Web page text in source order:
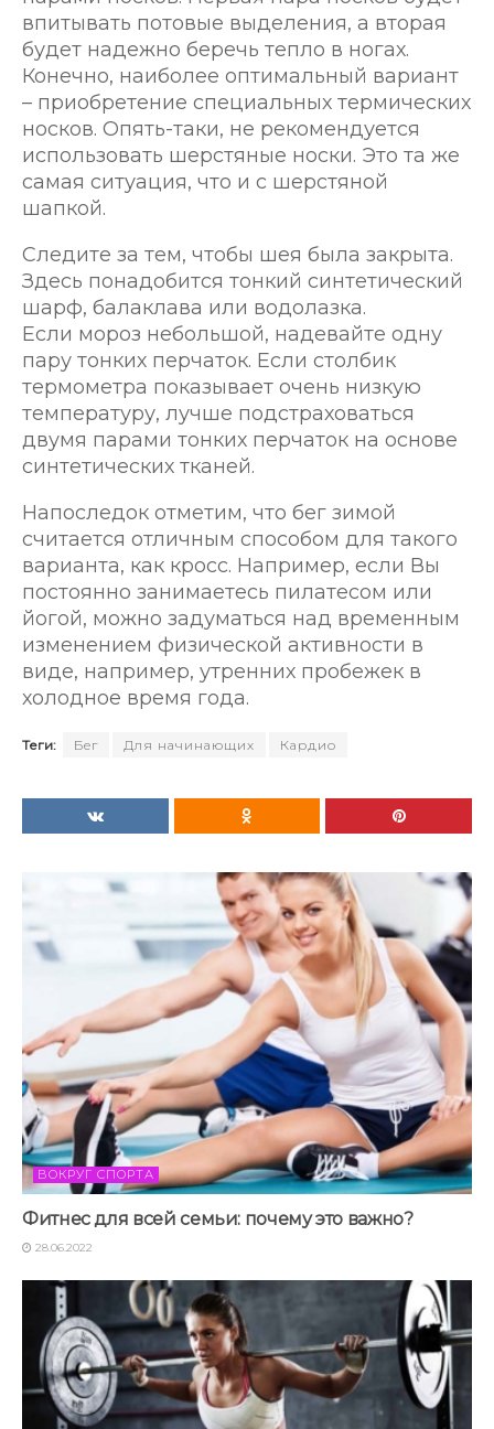
впитывать потовые выделения, а вторая
будет надежно беречь тепло в ногах.
Конечно, наиболее оптимальный вариант
– приобретение специальных термических
носков. Опять-таки, не рекомендуется
использовать шерстяные носки. Это та же
самая ситуация, что и с шерстяной
шапкой.
Следите за тем, чтобы шея была закрыта.
Здесь понадобится тонкий синтетический
шарф, балаклава или водолазка.
Если мороз небольшой, надевайте одну
пару тонких перчаток. Если столбик
термометра показывает очень низкую
температуру, лучше подстраховаться
двумя парами тонких перчаток на основе
синтетических тканей.
Напоследок отметим, что бег зимой
считается отличным способом для такого
варианта, как кросс. Например, если Вы
постоянно занимаетесь пилатесом или
йогой, можно задуматься над временным
изменением физической активности в
виде, например, утренних пробежек в
холодное время года.
Теги: Бег Для начинающих Кардио
ВОКРУГ СПОРТА
Фитнес для всей семьи: почему это важно?
28.06.2022